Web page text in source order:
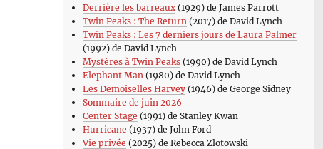
Derrière les barreaux(1929) de James Parrott
Twin Peaks : The Return (2017) de David Lynch
Twin Peaks : Les 7 derniers jours de Laura Palmer
(1992) de David Lynch
Mystères à Twin Peaks(1990) de David Lynch
Elephant Man (1980) de David Lynch
Les Demoiselles Harvey(1946) de George Sidney
Sommaire de juin 2026
Center Stage (1991) de Stanley Kwan
Hurricane (1937) de John Ford
Vie privée (2025) de Rebecca Zlotowski